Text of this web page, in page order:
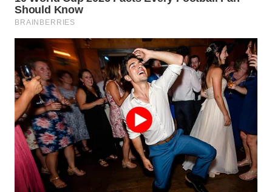
BINTAN
WN
MANDALIKA
WN
LIKUPANG
WN
LABUANBAJO
WN
BORNEO